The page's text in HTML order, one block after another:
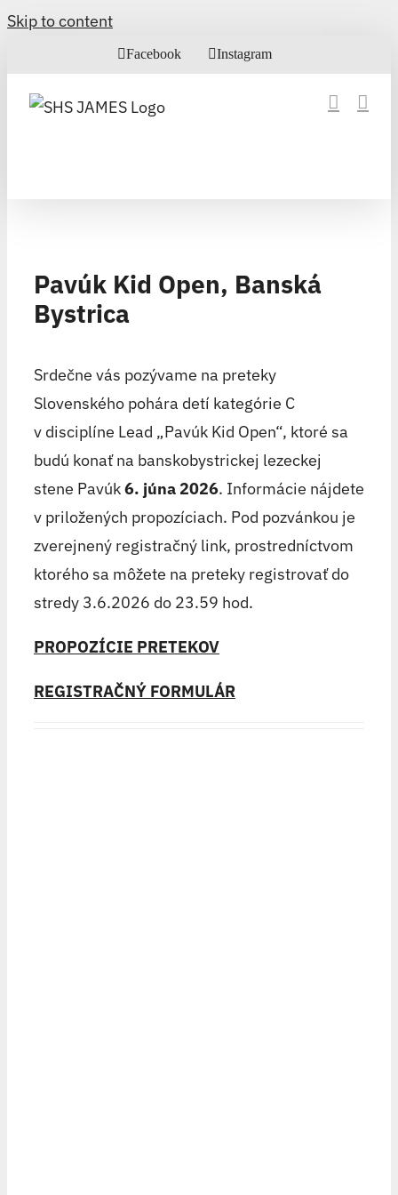
Skip to content
Facebook Instagram
Pavúk Kid Open, Banská
Bystrica
Srdečne vás pozývame na preteky
Slovenského pohára detí kategórie C
v disciplíne Lead „Pavúk Kid Open“, ktoré sa
budú konať na banskobystrickej lezeckej
stene Pavúk6. júna 2026. Informácie nájdete
v priložených propozíciach. Pod pozvánkou je
zverejnený registračný link, prostredníctvom
ktorého sa môžete na preteky registrovať do
stredy 3.6.2026 do 23.59 hod.
PROPOZÍCIE PRETEKOV
REGISTRAČNÝ FORMULÁR